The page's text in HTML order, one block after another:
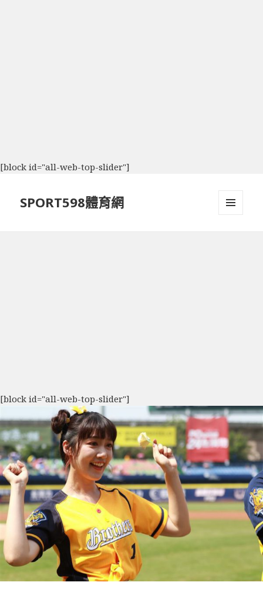
[block id="all-web-top-slider"]
SPORT598體育網
[block id="all-web-top-slider"]